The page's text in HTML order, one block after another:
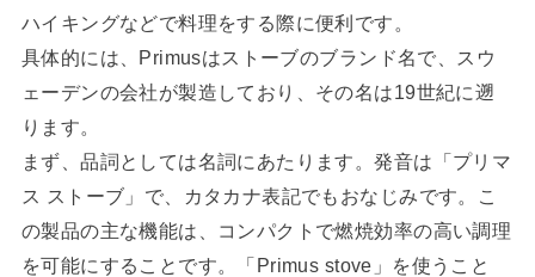
ハイキングなどで料理をする際に便利です。
具体的には、Primusはストーブのブランド名で、スウ
ェーデンの会社が製造しており、その名は19世紀に遡
ります。
まず、品詞としては名詞にあたります。発音は「プリマ
ス ストーブ」で、カタカナ表記でもおなじみです。こ
の製品の主な機能は、コンパクトで燃焼効率の高い調理
を可能にすることです。「Primus stove」を使うこと